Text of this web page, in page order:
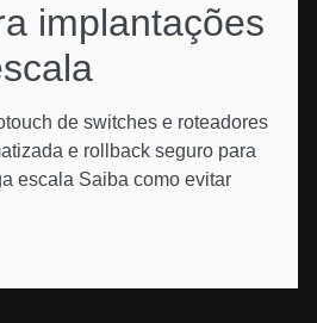
implantações
de switches e roteadores
e rollback seguro para
escala Saiba como evitar